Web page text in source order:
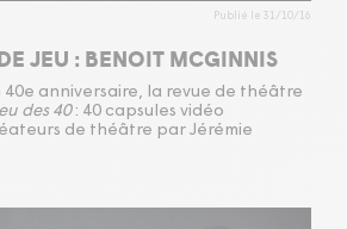
Publié le 31/10/16
JEU : BENOIT MCGINNIS
40e anniversaire, la revue de théâtre
des 40: 40 capsules vidéo
de théâtre par Jérémie